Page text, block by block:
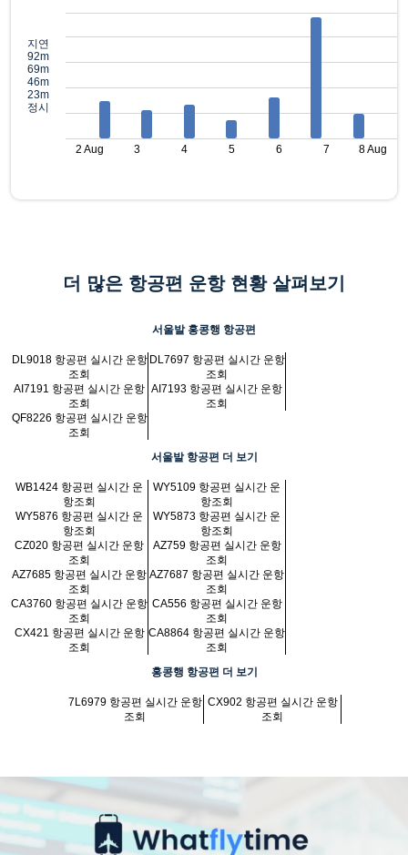
지연
92m
69m
46m
23m
정시
2 Aug 3 4 5 6 7 8 Aug
더 많은 항공편 운항 현황 살펴보기
서울발 홍콩행 항공편
DL9018 항공편 실시간 운항
조회
DL7697 항공편 실시간 운항
조회
AI7191 항공편 실시간 운항
조회
AI7193 항공편 실시간 운항
조회
QF8226 항공편 실시간 운항
조회
서울발 항공편 더 보기
WB1424 항공편 실시간 운
항조회
WY5109 항공편 실시간 운
항조회
WY5876 항공편 실시간 운
항조회
WY5873 항공편 실시간 운
항조회
CZ020 항공편 실시간 운항
조회
AZ759 항공편 실시간 운항
조회
AZ7685 항공편 실시간 운항
조회
AZ7687 항공편 실시간 운항
조회
CA3760 항공편 실시간 운항
조회
CA556 항공편 실시간 운항
조회
CX421 항공편 실시간 운항
조회
CA8864 항공편 실시간 운항
조회
홍콩행 항공편 더 보기
7L6979 항공편 실시간 운항
조회
CX902 항공편 실시간 운항
조회